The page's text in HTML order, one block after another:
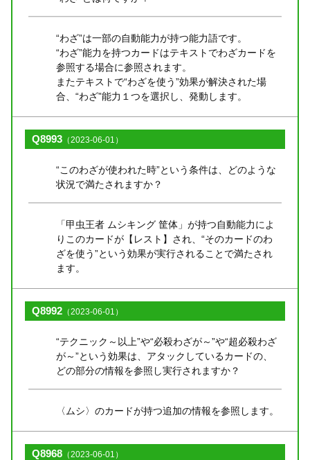
“わざ”は一部の自動能力が持つ能力語です。
“わざ”能力を持つカードはテキストでわざカードを
参照する場合に参照されます。
またテキストで“わざを使う”効果が解決された場
合、“わざ”能力１つを選択し、発動します。
Q8993 （2023-06-01）
“このわざが使われた時”という条件は、どのような
状況で満たされますか？
「甲虫王者 ムシキング 筐体」が持つ自動能力によ
りこのカードが【レスト】され、“そのカードのわ
ざを使う”という効果が実行されることで満たされ
ます。
Q8992 （2023-06-01）
“テクニック～以上”や“必殺わざが～”や“超必殺わざ
が～”という効果は、アタックしているカードの、
どの部分の情報を参照し実行されますか？
〈ムシ〉のカードが持つ追加の情報を参照します。
Q8968 （2023-06-01）